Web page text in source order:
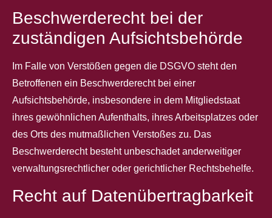
Beschwerde­recht bei der
zuständigen Aufsichts­behörde
Im Falle von Verstößen gegen die DSGVO steht den
Betroffenen ein Beschwerderecht bei einer
Aufsichtsbehörde, insbesondere in dem Mitgliedstaat
ihres gewöhnlichen Aufenthalts, ihres Arbeitsplatzes oder
des Orts des mutmaßlichen Verstoßes zu. Das
Beschwerderecht besteht unbeschadet anderweitiger
verwaltungsrechtlicher oder gerichtlicher Rechtsbehelfe.
Recht auf Daten­übertrag­barkeit